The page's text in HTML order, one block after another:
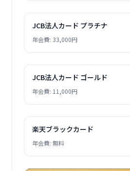
JCB法人カード プラチナ
年会費: 33,000円
JCB法人カード ゴールド
年会費: 11,000円
楽天ブラックカード
年会費: 無料